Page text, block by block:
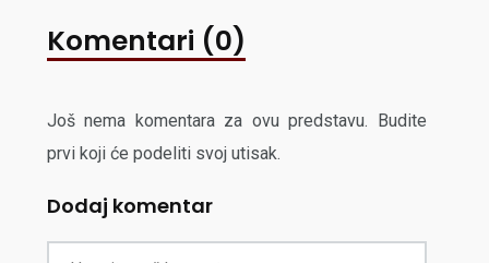
Komentari (0)
Još nema komentara za ovu predstavu. Budite
prvi koji će podeliti svoj utisak.
Dodaj komentar